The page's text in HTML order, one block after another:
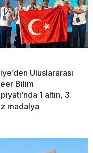
Uluslararası
Bilim
1 altın, 3
madalya